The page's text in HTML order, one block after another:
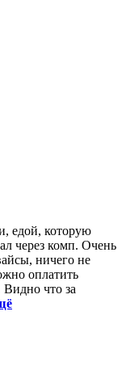
едой, которую
через комп. Очень
ничего не
оплатить
что за